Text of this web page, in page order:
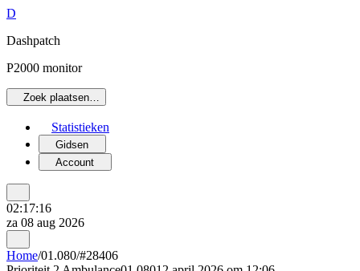
D
Dashpatch
P2000 monitor
Zoek plaatsen…
Statistieken
Gidsen
Account
02:17:16
za 08 aug 2026
Home/01.080/#28406